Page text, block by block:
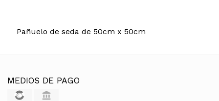
Pañuelo de seda de 50cm x 50cm
MEDIOS DE PAGO